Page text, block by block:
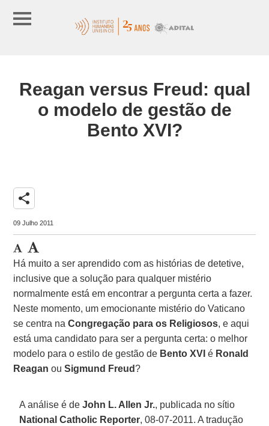
Reagan versus Freud: qual
o modelo de gestão de
Bento XVI?
share
09 Julho 2011
Há muito a ser aprendido com as histórias de detetive,
inclusive que a solução para qualquer mistério
normalmente está em encontrar a pergunta certa a fazer.
Neste momento, um emocionante mistério do Vaticano
se centra naCongregação para os Religiosos, e aqui
está uma candidato para ser a pergunta certa: o melhor
modelo para o estilo de gestão de Bento XVIé Ronald
ReaganouSigmund Freud?
A análise é deJohn L. Allen Jr., publicada no sítio
National Catholic Reporter, 08-07-2011. A tradução